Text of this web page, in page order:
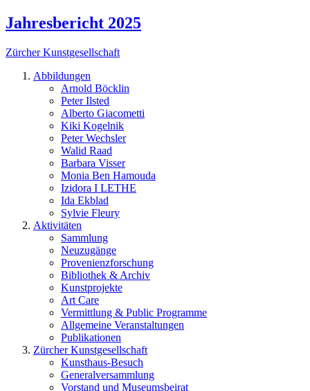
Jahresbericht 2025
Zürcher Kunstgesellschaft
Abbildungen
Arnold Böcklin
Peter Ilsted
Alberto Giacometti
Kiki Kogelnik
Peter Wechsler
Walid Raad
Barbara Visser
Monia Ben Hamouda
Izidora I LETHE
Ida Ekblad
Sylvie Fleury
Aktivitäten
Sammlung
Neuzugänge
Provenienzforschung
Bibliothek & Archiv
Kunstprojekte
Art Care
Vermittlung & Public Programme
Allgemeine Veranstaltungen
Publikationen
Zürcher Kunstgesellschaft
Kunsthaus-Besuch
Generalversammlung
Vorstand und Museumsbeirat